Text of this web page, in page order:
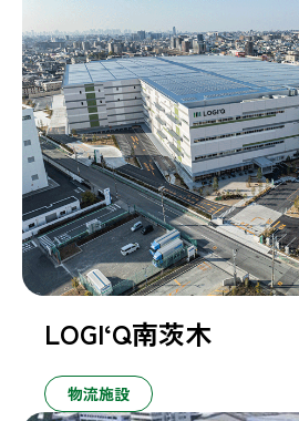
LOGI‘Q南茨木
物流施設